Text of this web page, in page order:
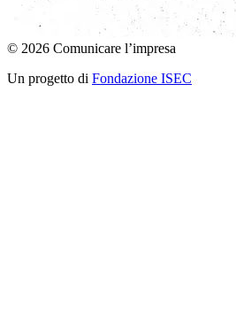
© 2026 Comunicare l’impresa
Un progetto di Fondazione ISEC